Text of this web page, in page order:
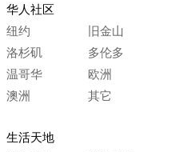
华人社区
纽约
旧金山
洛杉矶
多伦多
温哥华
欧洲
澳洲
其它
生活天地